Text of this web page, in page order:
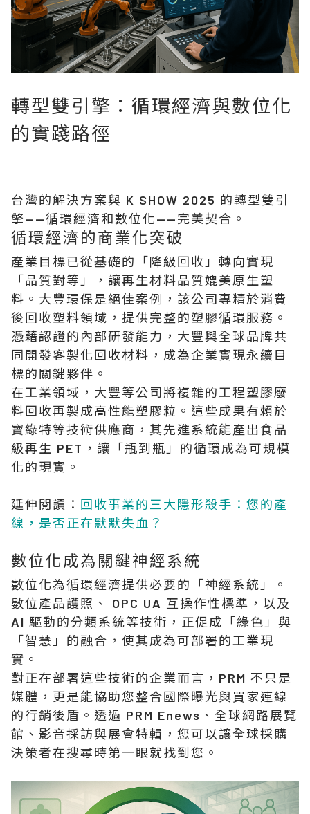
轉型雙引擎：循環經濟與數位化
的實踐路徑
台灣的解決方案與 K SHOW 2025 的轉型雙引
擎——循環經濟和數位化——完美契合。
循環經濟的商業化突破
產業目標已從基礎的「降級回收」轉向實現
「品質對等」，讓再生材料品質媲美原生塑
料。 大豐環保是絕佳案例，該公司專精於消費
後回收塑料領域，提供完整的塑膠循環服務。
憑藉認證的內部研發能力，大豐與全球品牌共
同開發客製化回收材料，成為企業實現永續目
標的關鍵夥伴。
在工業領域， 大豐等公司將複雜的工程塑膠廢
料回收再製成高性能塑膠粒。這些成果有賴於
寶綠特等技術供應商，其先進系統能產出食品
級再生 PET，讓「瓶到瓶」的循環成為可規模
化的現實。
延伸閱讀： 回收事業的三大隱形殺手：您的產
線，是否正在默默失血？
數位化成為關鍵神經系統
數位化為循環經濟提供必要的「神經系統」。
數位產品護照、 OPC UA 互操作性標準，以及
AI 驅動的分類系統等技術，正促成「綠色」與
「智慧」的融合，使其成為可部署的工業現
實。
對正在部署這些技術的企業而言，PRM 不只是
媒體，更是能協助您整合國際曝光與買家連線
的行銷後盾。透過 PRM Enews、全球網路展覽
館、影音採訪與展會特輯，您可以讓全球採購
決策者在搜尋時第一眼就找到您。